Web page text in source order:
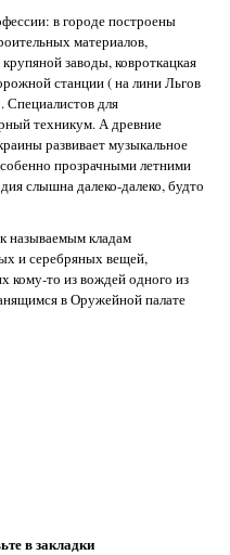
в городе построены
материалов,
заводы, ковроткацкая
станции ( на лини Льгов
для
техникум. А древние
развивает музыкальное
прозрачными летними
слышна далеко-далеко, будто
называемым кладам
и серебряных вещей,
кому-то из вождей одного из
в Оружейной палате
в закладки